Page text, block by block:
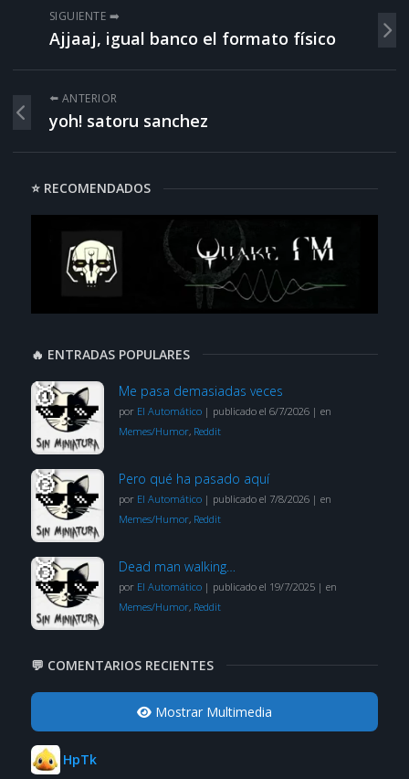
SIGUIENTE ➡️
Ajjaaj, igual banco el formato físico
⬅️ ANTERIOR
yoh! satoru sanchez
⭐ RECOMENDADOS
🔥 ENTRADAS POPULARES
Me pasa demasiadas veces
por El Automático| publicado el 6/7/2026| en
Memes/Humor, Reddit
Pero qué ha pasado aquí
por El Automático| publicado el 7/8/2026| en
Memes/Humor, Reddit
Dead man walking…
por El Automático| publicado el 19/7/2025| en
Memes/Humor, Reddit
💬 COMENTARIOS RECIENTES
Mostrar Multimedia
HpTk